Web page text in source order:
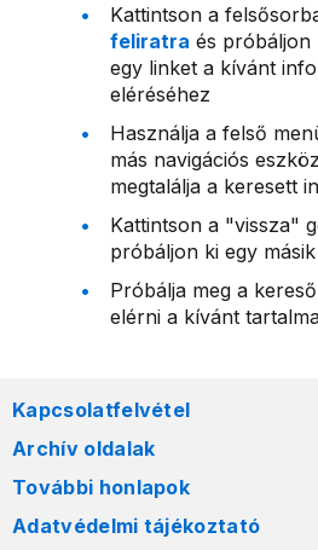
Kattintson a
feliratra és próbáljon
egy linket a kívánt
eléréséhez
Használja a felső
más navigációs
megtalálja a keresett
Kattintson a "vissza"
próbáljon ki egy
Próbálja meg a
elérni a kívánt
Kapcsolatfelvétel
Archív oldalak
További honlapok
Adatvédelmi tájékoztató